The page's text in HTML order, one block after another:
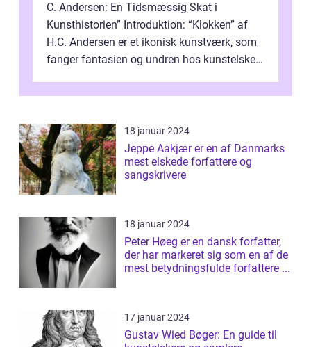
C. Andersen: En Tidsmæssig Skat i
Kunsthistorien” Introduktion: “Klokken” af
H.C. Andersen er et ikonisk kunstværk, som
fanger fantasien og undren hos kunstelskere
18 januar 2024
Jeppe Aakjær er en af Danmarks
mest elskede forfattere og
sangskrivere
18 januar 2024
Peter Høeg er en dansk forfatter,
der har markeret sig som en af de
mest betydningsfulde forfattere ...
17 januar 2024
Gustav Wied Bøger: En guide til